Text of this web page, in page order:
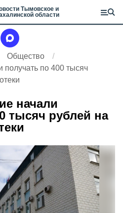
Тымовское и
области
Общество
по 400 тысяч
начали
тысяч рублей на